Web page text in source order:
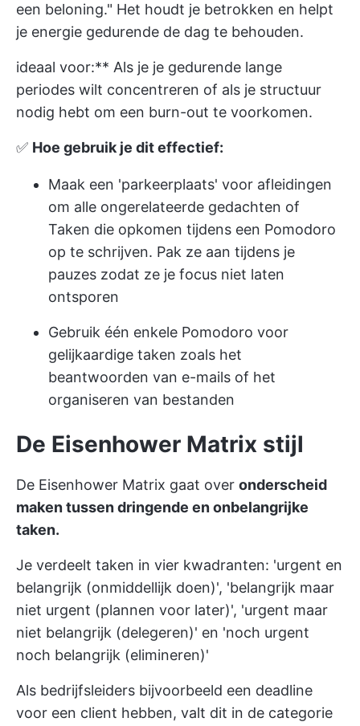
een beloning." Het houdt je betrokken en helpt
je energie gedurende de dag te behouden.
ideaal voor:** Als je je gedurende lange
periodes wilt concentreren of als je structuur
nodig hebt om een burn-out te voorkomen.
✅ Hoe gebruik je dit effectief:
Maak een 'parkeerplaats' voor afleidingen
om alle ongerelateerde gedachten of
Taken die opkomen tijdens een Pomodoro
op te schrijven. Pak ze aan tijdens je
pauzes zodat ze je focus niet laten
ontsporen
Gebruik één enkele Pomodoro voor
gelijkaardige taken zoals het
beantwoorden van e-mails of het
organiseren van bestanden
De Eisenhower Matrix stijl
De Eisenhower Matrix gaat over onderscheid
maken tussen dringende en onbelangrijke
taken.
Je verdeelt taken in vier kwadranten: 'urgent en
belangrijk (onmiddellijk doen)', 'belangrijk maar
niet urgent (plannen voor later)', 'urgent maar
niet belangrijk (delegeren)' en 'noch urgent
noch belangrijk (elimineren)'
Als bedrijfsleiders bijvoorbeeld een deadline
voor een client hebben, valt dit in de categorie